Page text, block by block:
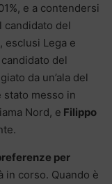
e a contendersi
candidato del
esclusi Lega e
candidato del
da un’ala del
messo in
Nord, e Filippo
per
in corso. Quando è